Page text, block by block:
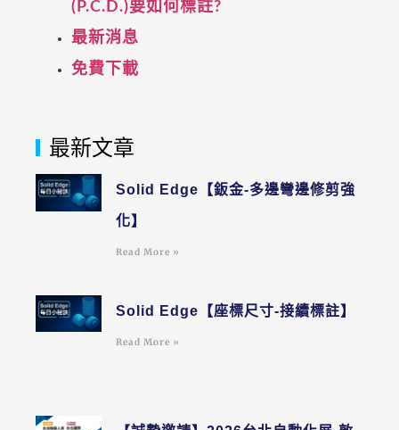
(P.C.D.)要如何標註?
最新消息
免費下載
最新文章
Solid Edge【鈑金-多邊彎邊修剪強
化】
Read More »
Solid Edge【座標尺寸-接續標註】
Read More »